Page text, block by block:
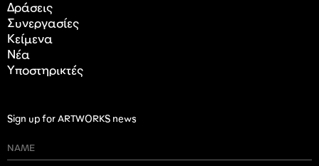
Δράσεις
Συνεργασίες
Κείμενα
Nέα
Υποστηρικτές
Sign up for ARTWORKS news